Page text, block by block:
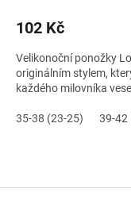
102 Kč
Velikonoční ponožky
originálním stylem,
každého milovníka
35-38 (23-25) 39-42